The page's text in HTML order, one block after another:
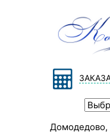
Домодедово,